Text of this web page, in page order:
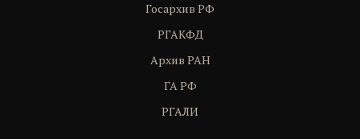
Госархив РФ
РГАКФД
Архив РАН
ГА РФ
РГАЛИ